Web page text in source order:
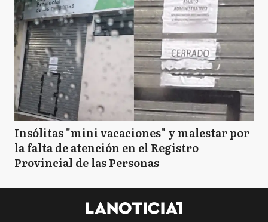
Insólitas "mini vacaciones" y malestar por
la falta de atención en el Registro
Provincial de las Personas